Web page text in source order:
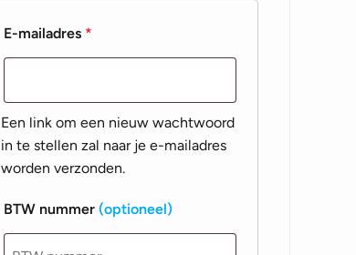
E-mailadres *
Een link om een nieuw wachtwoord
in te stellen zal naar je e-mailadres
worden verzonden.
BTW nummer (optioneel)